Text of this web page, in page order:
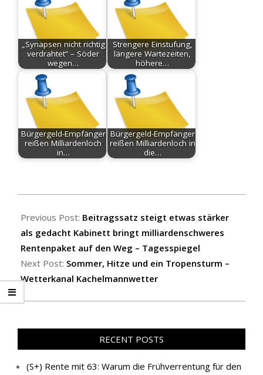
„Synapsen nicht richtig
verdrahtet“ – Söder
wegen…
Strengere Einstufung,
längere Wartezeiten,
höhere…
Bürgergeld-Empfänger
reißen Milliardenloch
in…
Bürgergeld-Empfänger
reißen Milliardenloch in
die…
08-
07
Previous Post: Beitragssatz steigt etwas stärker
als gedacht Kabinett bringt milliardenschweres
Rentenpaket auf den Weg – Tagesspiegel
Next Post: Sommer, Hitze und ein Tropensturm –
Wetterkanal Kachelmannwetter
RECENT POSTS
(S+) Rente mit 63: Warum die Frühverrentung für den